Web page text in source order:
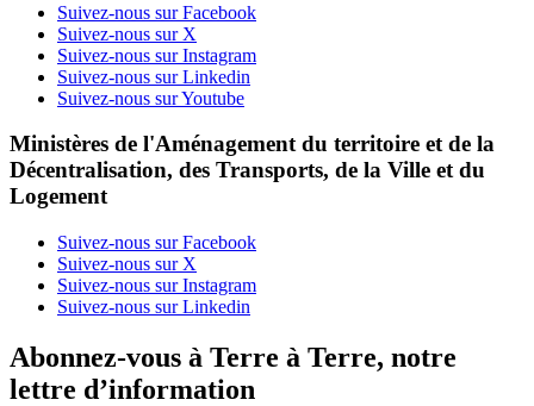
Suivez-nous sur Facebook
Suivez-nous sur X
Suivez-nous sur Instagram
Suivez-nous sur Linkedin
Suivez-nous sur Youtube
Ministères de l'Aménagement du territoire et de la
Décentralisation, des Transports, de la Ville et du
Logement
Suivez-nous sur Facebook
Suivez-nous sur X
Suivez-nous sur Instagram
Suivez-nous sur Linkedin
Abonnez-vous à Terre à Terre, notre
lettre d’information